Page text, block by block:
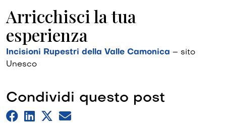
Arricchisci la tua
esperienza
Incisioni Rupestri della Valle Camonica – sito
Unesco
Condividi questo post